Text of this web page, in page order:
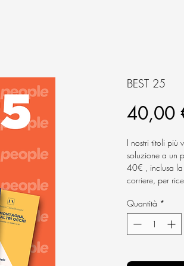
BEST 25
40,00
I nostri titoli più
soluzione a un
40€ , inclusa
corriere, per
- Hassan e il
- Liberi di
- Il rifugio dei
Quantità *